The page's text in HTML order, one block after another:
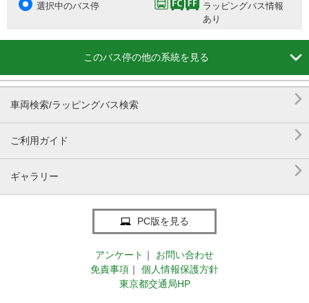
選択中のバス停
ラッピングバス情報
あり
このバス停の他の系統を見る 
車両検索/ラッピングバス検索 
ご利用ガイド 
ギャラリー 
PC版を見る
アンケート ｜
お問い合わせ
免責事項 ｜
個人情報保護方針
東京都交通局HP